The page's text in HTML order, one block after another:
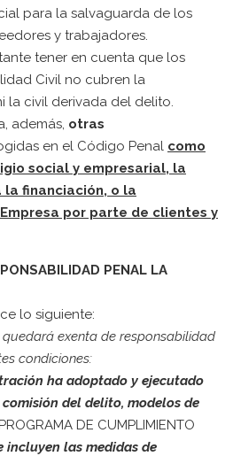
para la salvaguarda de los
y trabajadores.
tener en cuenta que los
Civil no cubren la
la civil derivada del delito.
además, otras
en el Código Penal como
social y empresarial, la
financiación, o la
por parte de clientes y
PENAL LA
lo siguiente:
exenta de responsabilidad
condiciones:
ha adoptado y ejecutado
del delito, modelos de
DE CUMPLIMIENTO
incluyen las medidas de